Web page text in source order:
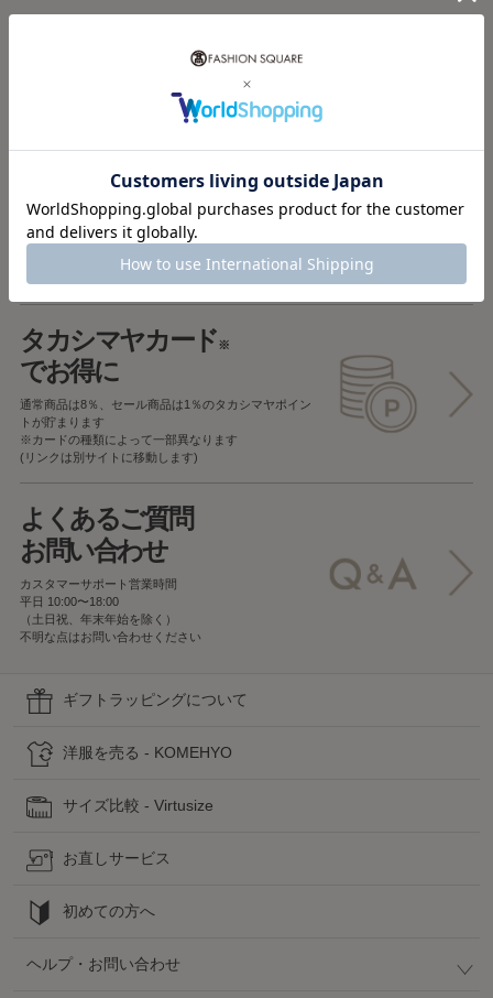
返品OK
一部商品を除き、
返品することが可能です
タカシマヤカード※
でお得に
通常商品は8％、セール商品は1％のタカシマヤポイン
トが貯まります
※カードの種類によって一部異なります
(リンクは別サイトに移動します)
よくあるご質問
お問い合わせ
カスタマーサポート営業時間
平日 10:00〜18:00
（土日祝、年末年始を除く）
不明な点はお問い合わせください
ギフトラッピングについて
洋服を売る - KOMEHYO
サイズ比較 - Virtusize
お直しサービス
初めての方へ
ヘルプ・お問い合わせ